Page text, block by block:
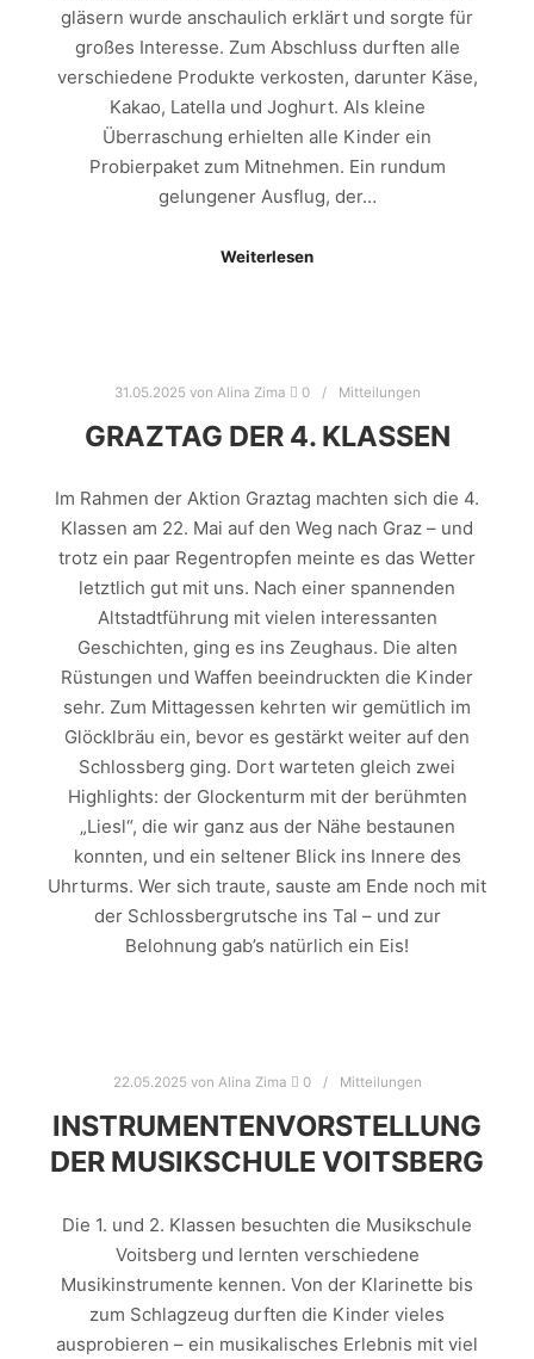
gläsern wurde anschaulich erklärt und sorgte für
großes Interesse. Zum Abschluss durften alle
verschiedene Produkte verkosten, darunter Käse,
Kakao, Latella und Joghurt. Als kleine
Überraschung erhielten alle Kinder ein
Probierpaket zum Mitnehmen. Ein rundum
gelungener Ausflug, der…
Weiterlesen
31.05.2025 von Alina Zima 0 Mitteilungen
GRAZTAG DER 4. KLASSEN
Im Rahmen der Aktion Graztag machten sich die 4.
Klassen am 22. Mai auf den Weg nach Graz – und
trotz ein paar Regentropfen meinte es das Wetter
letztlich gut mit uns. Nach einer spannenden
Altstadtführung mit vielen interessanten
Geschichten, ging es ins Zeughaus. Die alten
Rüstungen und Waffen beeindruckten die Kinder
sehr. Zum Mittagessen kehrten wir gemütlich im
Glöcklbräu ein, bevor es gestärkt weiter auf den
Schlossberg ging. Dort warteten gleich zwei
Highlights: der Glockenturm mit der berühmten
„Liesl“, die wir ganz aus der Nähe bestaunen
konnten, und ein seltener Blick ins Innere des
Uhrturms. Wer sich traute, sauste am Ende noch mit
der Schlossbergrutsche ins Tal – und zur
Belohnung gab’s natürlich ein Eis!
22.05.2025 von Alina Zima 0 Mitteilungen
INSTRUMENTENVORSTELLUNG
DER MUSIKSCHULE VOITSBERG
Die 1. und 2. Klassen besuchten die Musikschule
Voitsberg und lernten verschiedene
Musikinstrumente kennen. Von der Klarinette bis
zum Schlagzeug durften die Kinder vieles
ausprobieren – ein musikalisches Erlebnis mit viel